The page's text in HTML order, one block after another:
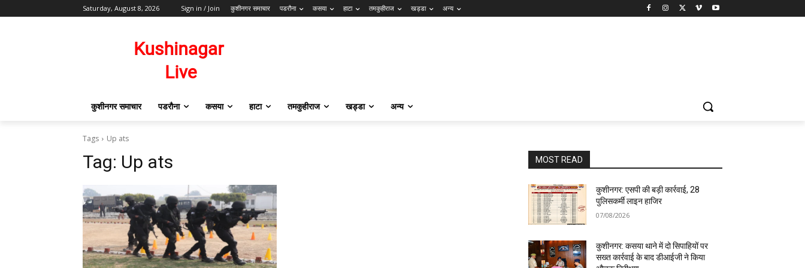
Saturday, August 8, 2026 Sign in / Join कुशीनगर समाचार पडरौना कसया हाटा तमकुहीराज खड्डा अन्य
कुशीनगर समाचार पडरौना कसया हाटा तमकुहीराज खड्डा अन्य
Tags Up ats
Tag: Up ats MOST READ
कुशीनगर: एसपी की बड़ी कार्रवाई, 28
पुलिसकर्मी लाइन हाजिर
07/08/2026
कुशीनगर: कसया थाने में दो सिपाहियों पर
सख्त कार्रवाई के बाद डीआईजी ने किया